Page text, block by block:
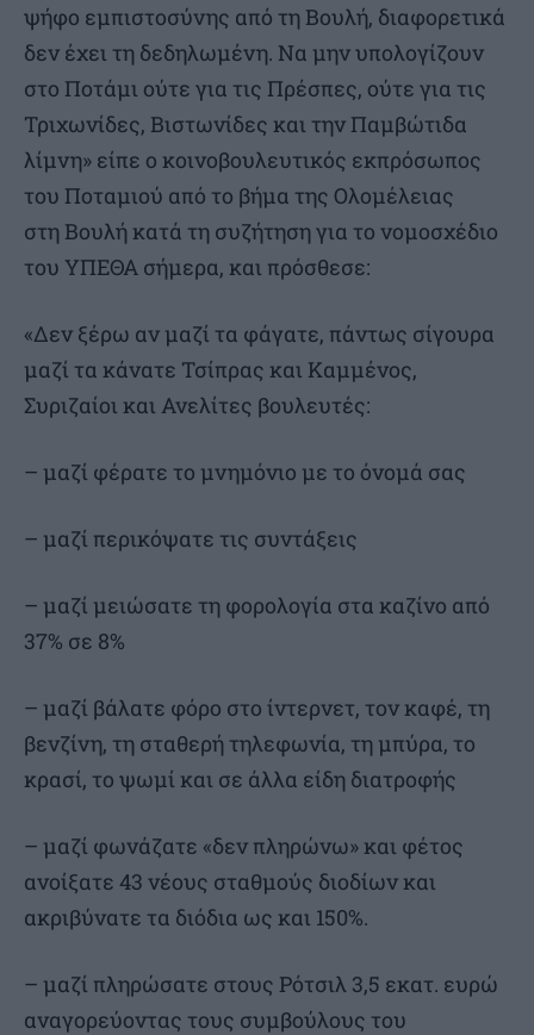
ψήφο εμπιστοσύνης από τη Βουλή, διαφορετικά
δεν έχει τη δεδηλωμένη. Να μην υπολογίζουν
στο Ποτάμι ούτε για τις Πρέσπες, ούτε για τις
Τριχωνίδες, Βιστωνίδες και την Παμβώτιδα
λίμνη» είπε ο κοινοβουλευτικός εκπρόσωπος
του Ποταμιού από το βήμα της Ολομέλειας
στη Βουλή κατά τη συζήτηση για το νομοσχέδιο
του ΥΠΕΘΑ σήμερα, και πρόσθεσε:
«Δεν ξέρω αν μαζί τα φάγατε, πάντως σίγουρα
μαζί τα κάνατε Τσίπρας και Καμμένος,
Συριζαίοι και Ανελίτες βουλευτές:
– μαζί φέρατε το μνημόνιο με το όνομά σας
– μαζί περικόψατε τις συντάξεις
– μαζί μειώσατε τη φορολογία στα καζίνο από
37% σε 8%
– μαζί βάλατε φόρο στο ίντερνετ, τον καφέ, τη
βενζίνη, τη σταθερή τηλεφωνία, τη μπύρα, το
κρασί, το ψωμί και σε άλλα είδη διατροφής
– μαζί φωνάζατε «δεν πληρώνω» και φέτος
ανοίξατε 43 νέους σταθμούς διοδίων και
ακριβύνατε τα διόδια ως και 150%.
– μαζί πληρώσατε στους Ρότσιλ 3,5 εκατ. ευρώ
αναγορεύοντας τους συμβούλους του